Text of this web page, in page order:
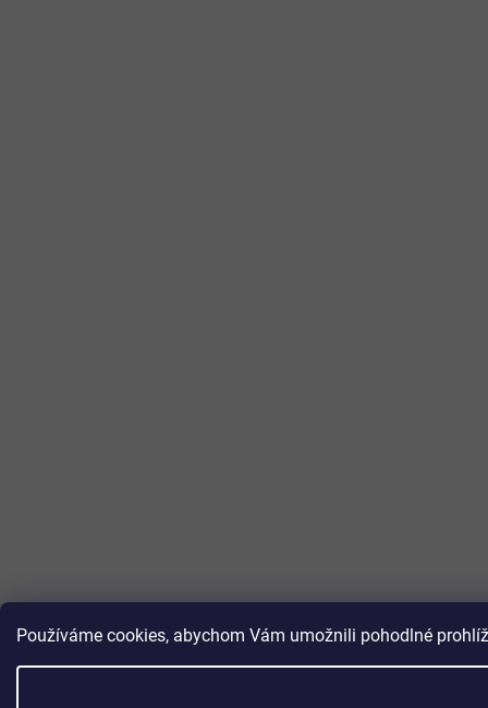
Používáme cookies, abychom Vám umožnili pohodlné